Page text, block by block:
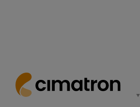
ホーム > 生産性と技術 > シマトロン新
Cimatron 2026は高度な自動
無料トライアルを申し込む